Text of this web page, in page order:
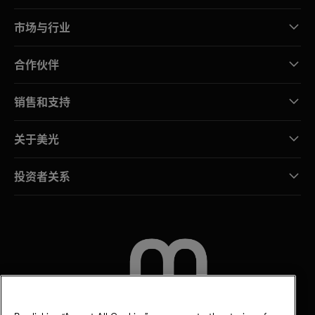
市场与行业
合作伙伴
销售和支持
关于美光
投资者关系